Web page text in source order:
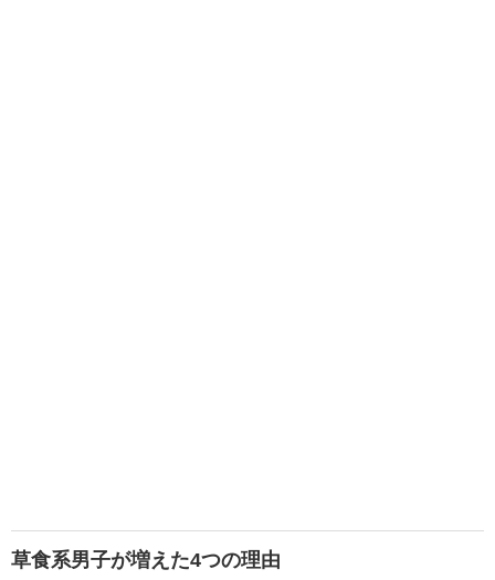
草食系男子が増えた4つの理由